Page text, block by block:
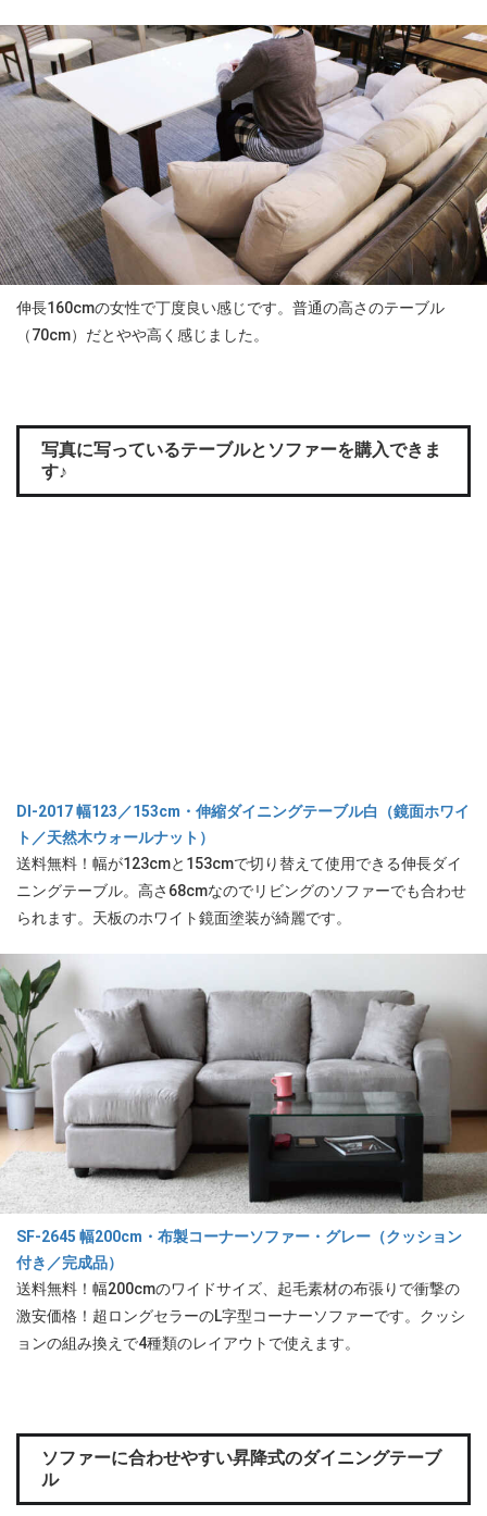
伸長160cmの女性で丁度良い感じです。普通の高さのテーブル
（70cm）だとやや高く感じました。
写真に写っているテーブルとソファーを購入できま
す♪
DI-2017 幅123／153cm・伸縮ダイニングテーブル白（鏡面ホワイ
ト／天然木ウォールナット）
送料無料！幅が123cmと153cmで切り替えて使用できる伸長ダイ
ニングテーブル。高さ68cmなのでリビングのソファーでも合わせ
られます。天板のホワイト鏡面塗装が綺麗です。
SF-2645 幅200cm・布製コーナーソファー・グレー（クッション
付き／完成品）
送料無料！幅200cmのワイドサイズ、起毛素材の布張りで衝撃の
激安価格！超ロングセラーのL字型コーナーソファーです。クッシ
ョンの組み換えで4種類のレイアウトで使えます。
ソファーに合わせやすい昇降式のダイニングテーブ
ル